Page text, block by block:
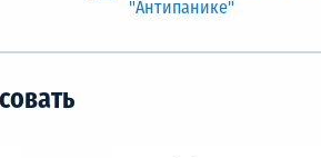
"Антипанике"